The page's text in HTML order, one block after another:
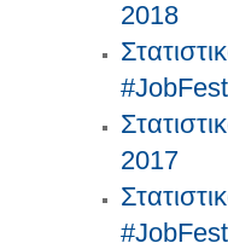
2018
2017